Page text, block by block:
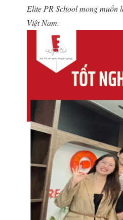
Elite PR School mong muốn
Việt Nam.